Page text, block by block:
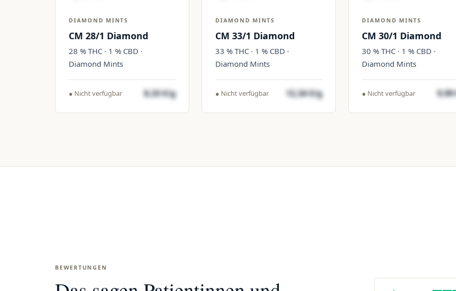
DIAMOND MINTS
CM 28/1 Diamond
28 % THC · 1 % CBD ·
Diamond Mints
● Nicht verfügbar 8,33 €/g
DIAMOND MINTS
CM 33/1 Diamond
33 % THC · 1 % CBD ·
Diamond Mints
● Nicht verfügbar 12,34 €/g
DIAMOND MINTS
CM 30/1 Diamond
30 % THC · 1 % CBD ·
Diamond Mints
● Nicht verfügbar
BEWERTUNGEN